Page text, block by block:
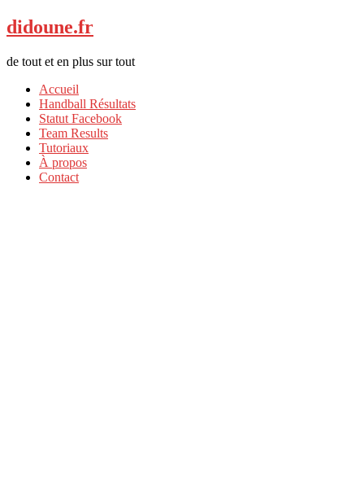
didoune.fr
de tout et en plus sur tout
Accueil
Handball Résultats
Statut Facebook
Team Results
Tutoriaux
À propos
Contact